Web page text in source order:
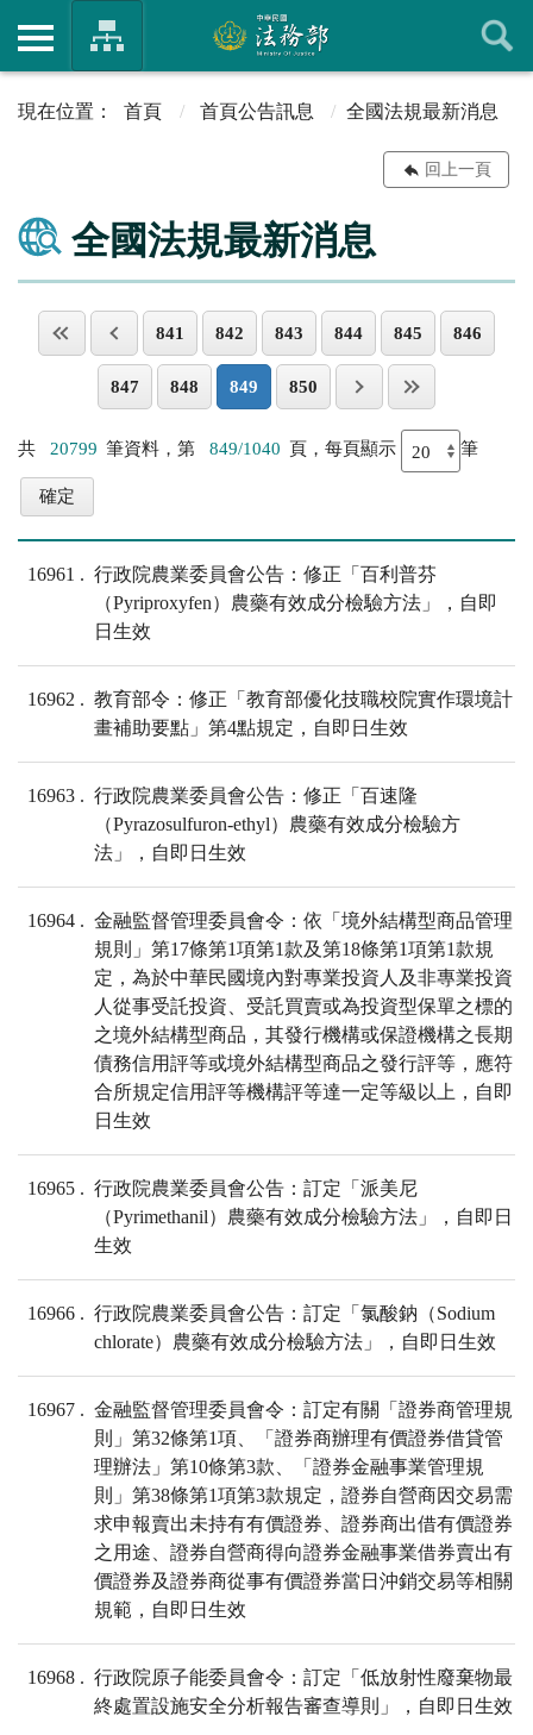
首頁 首頁公告訊息 全國法規最新消息
回上一頁
全國法規最新消息
841 842 843 844 845 846
847 848 849 850
共 20799 筆資料，第 849/1040 頁，每頁顯示 筆
16961
行政院農業委員會公告：修正「百利普芬
（Pyriproxyfen）農藥有效成分檢驗方法」，自即
日生效
16962
教育部令：修正「教育部優化技職校院實作環境計
畫補助要點」第4點規定，自即日生效
16963
行政院農業委員會公告：修正「百速隆
（Pyrazosulfuron-ethyl）農藥有效成分檢驗方
法」，自即日生效
16964
金融監督管理委員會令：依「境外結構型商品管理
規則」第17條第1項第1款及第18條第1項第1款規
定，為於中華民國境內對專業投資人及非專業投資
人從事受託投資、受託買賣或為投資型保單之標的
之境外結構型商品，其發行機構或保證機構之長期
債務信用評等或境外結構型商品之發行評等，應符
合所規定信用評等機構評等達一定等級以上，自即
日生效
16965
行政院農業委員會公告：訂定「派美尼
（Pyrimethanil）農藥有效成分檢驗方法」，自即日
生效
16966
行政院農業委員會公告：訂定「氯酸鈉（Sodium
chlorate）農藥有效成分檢驗方法」，自即日生效
16967
金融監督管理委員會令：訂定有關「證券商管理規
則」第32條第1項、「證券商辦理有價證券借貸管
理辦法」第10條第3款、「證券金融事業管理規
則」第38條第1項第3款規定，證券自營商因交易需
求申報賣出未持有有價證券、證券商出借有價證券
之用途、證券自營商得向證券金融事業借券賣出有
價證券及證券商從事有價證券當日沖銷交易等相關
規範，自即日生效
16968
行政院原子能委員會令：訂定「低放射性廢棄物最
終處置設施安全分析報告審查導則」，自即日生效